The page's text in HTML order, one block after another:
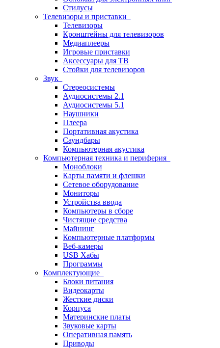
Стилусы
Телевизоры и приставки
Телевизоры
Кронштейны для телевизоров
Медиаплееры
Игровые приставки
Аксессуары для ТВ
Стойки для телевизоров
Звук
Стереосистемы
Аудиосистемы 2.1
Аудиосистемы 5.1
Наушники
Плеера
Портативная акустика
Саундбары
Компьютерная акустика
Компьютерная техника и периферия
Моноблоки
Карты памяти и флешки
Сетевое оборудование
Мониторы
Устройства ввода
Компьютеры в сборе
Чистящие средства
Майнинг
Компьютерные платформы
Веб-камеры
USB Хабы
Программы
Комплектующие
Блоки питания
Видеокарты
Жесткие диски
Корпуса
Материнские платы
Звуковые карты
Оперативная память
Приводы